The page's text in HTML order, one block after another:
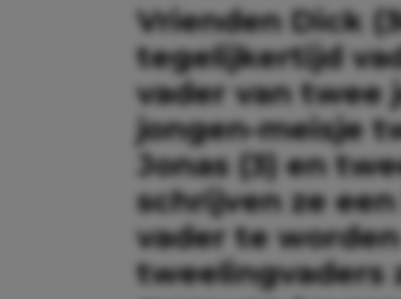
Vrienden Dick
tegelijkertijd
vader van twee
jongen-meisje
Jonas (3) en
schrijven ze
vader te
tweelingvaders